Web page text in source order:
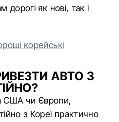
дорогі як нові, так і
корейські
АВТО З
США чи Європи,
з Кореї практично